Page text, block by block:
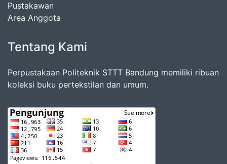
Pustakawan
Area Anggota
Tentang Kami
Perpustakaan Politeknik STTT Bandung memiliki ribuan
koleksi buku pertekstilan dan umum.